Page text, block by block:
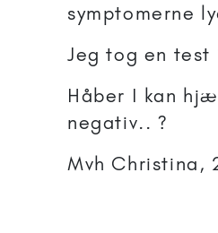
symptomerne
Jeg tog en
Håber I kan
negativ.. ?
Mvh Christina,